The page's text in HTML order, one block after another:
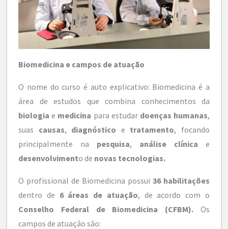
Biomedicina e campos de atuação
O nome do curso é auto explicativo: Biomedicina é a
área de estudos que combina conhecimentos da
biologia e medicina para estudar doenças humanas,
suas causas, diagnóstico e tratamento, focando
principalmente na pesquisa, análise clínica e
desenvolvimento de novas tecnologias.
O profissional de Biomedicina possui 36 habilitações
dentro de 6 áreas de atuação, de acordo com o
Conselho Federal de Biomedicina (CFBM). Os
campos de atuação são: